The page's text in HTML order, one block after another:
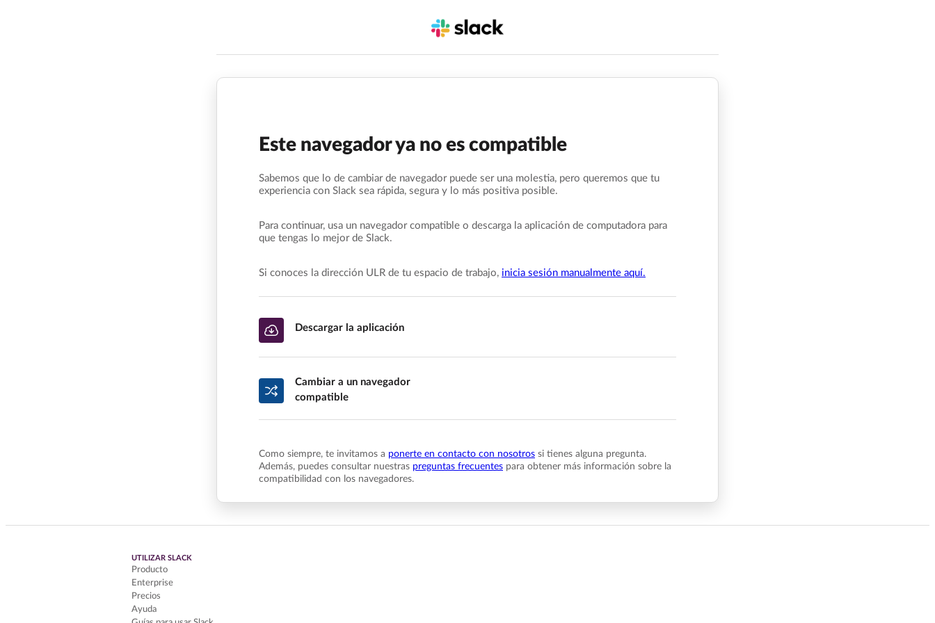
Este navegador ya no es compatible
Sabemos que lo de cambiar de navegador puede ser una molestia, pero queremos que tu
experiencia con Slack sea rápida, segura y lo más positiva posible.
Para continuar, usa un navegador compatible o descarga la aplicación de computadora para
que tengas lo mejor de Slack.
Si conoces la dirección ULR de tu espacio de trabajo, inicia sesión manualmente aquí.
Descargar la aplicación
Cambiar a un navegador
compatible
Como siempre, te invitamos a ponerte en contacto con nosotros si tienes alguna pregunta.
Además, puedes consultar nuestras preguntas frecuentes para obtener más información sobre la
compatibilidad con los navegadores.
UTILIZAR SLACK
Producto
Enterprise
Precios
Ayuda